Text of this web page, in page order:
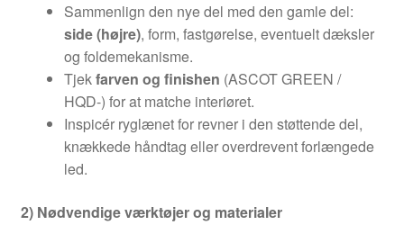
Sammenlign den nye del med den gamle del:
side (højre), form, fastgørelse, eventuelt dæksler
og foldemekanisme.
Tjekfarven og finishen (ASCOT GREEN /
HQD-) for at matche interiøret.
Inspicér ryglænet for revner i den støttende del,
knækkede håndtag eller overdrevent forlængede
led.
2) Nødvendige værktøjer og materialer